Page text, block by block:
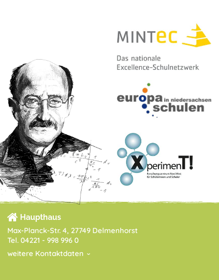
Haupthaus
Max-Planck-Str. 4, 27749 Delmenhorst
Tel. 04221 - 998 996 0
weitere Kontaktdaten